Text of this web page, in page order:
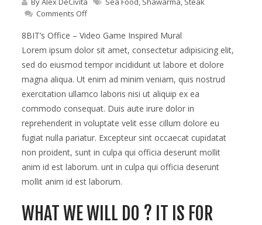
Comments Offon
majesty
now
available
8BIT’s Office – Video Game Inspired Mural
Lorem ipsum dolor sit amet, consectetur adipisicing elit,
sed do eiusmod tempor incididunt ut labore et dolore
magna aliqua. Ut enim ad minim veniam, quis nostrud
exercitation ullamco laboris nisi ut aliquip ex ea
commodo consequat. Duis aute irure dolor in
reprehenderit in voluptate velit esse cillum dolore eu
fugiat nulla pariatur. Excepteur sint occaecat cupidatat
non proident, sunt in culpa qui officia deserunt mollit
anim id est laborum. unt in culpa qui officia deserunt
mollit anim id est laborum.
WHAT WE WILL DO ? IT IS FOR